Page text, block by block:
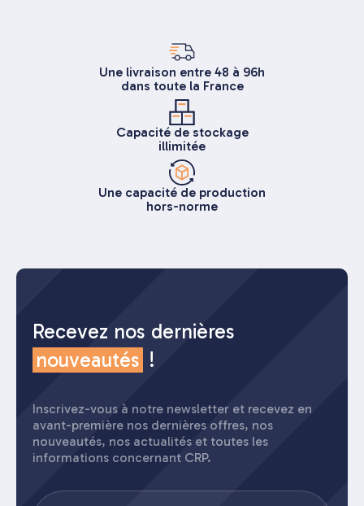
Une livraison entre 48 à 96h
dans toute la France
Capacité de stockage
illimitée
Une capacité de production
hors-norme
Recevez nos dernières
nouveautés !
Inscrivez-vous à notre newsletter et recevez en
avant-première nos dernières offres, nos
nouveautés, nos actualités et toutes les
informations concernant CRP.